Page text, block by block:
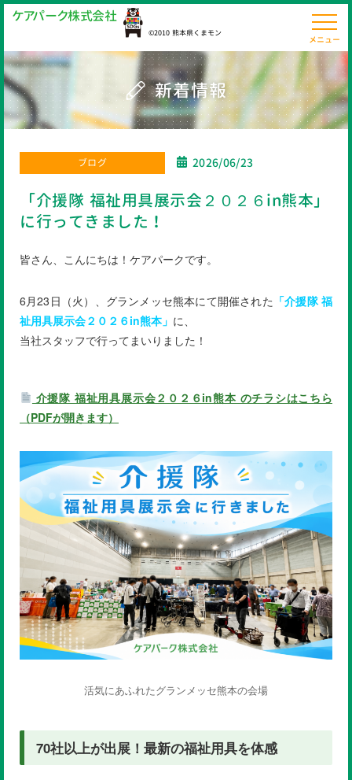
ケアパーク株式会社
©2010 熊本県くまモン
新着情報
ブログ 2026/06/23
「介援隊 福祉用具展示会２０２６in熊本」
に行ってきました！
皆さん、こんにちは！ケアパークです。
6月23日（火）、グランメッセ熊本にて開催された 「介援隊 福
祉用具展示会２０２６in熊本」 に、
当社スタッフで行ってまいりました！
介援隊 福祉用具展示会２０２６in熊本 のチラシはこちら
（PDFが開きます）
活気にあふれたグランメッセ熊本の会場
70社以上が出展！最新の福祉用具を体感
メニュー